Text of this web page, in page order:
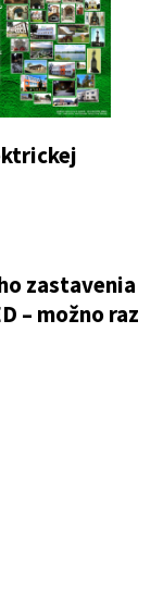
zastavenia
– možno raz